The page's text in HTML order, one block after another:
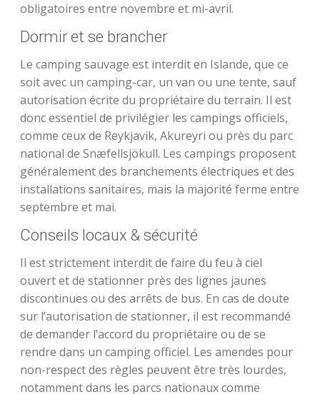
obligatoires entre novembre et mi-avril.
Dormir et se brancher
Le camping sauvage est interdit en Islande, que ce
soit avec un camping-car, un van ou une tente, sauf
autorisation écrite du propriétaire du terrain. Il est
donc essentiel de privilégier les campings officiels,
comme ceux de Reykjavik, Akureyri ou près du parc
national de Snæfellsjökull. Les campings proposent
généralement des branchements électriques et des
installations sanitaires, mais la majorité ferme entre
septembre et mai.
Conseils locaux & sécurité
Il est strictement interdit de faire du feu à ciel
ouvert et de stationner près des lignes jaunes
discontinues ou des arrêts de bus. En cas de doute
sur l’autorisation de stationner, il est recommandé
de demander l’accord du propriétaire ou de se
rendre dans un camping officiel. Les amendes pour
non-respect des règles peuvent être très lourdes,
notamment dans les parcs nationaux comme